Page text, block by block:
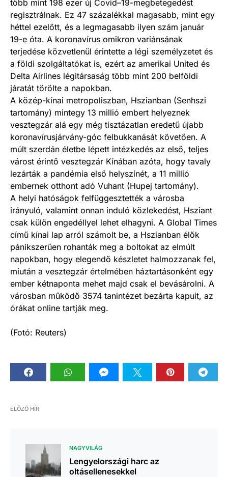
több mint 198 ezer új Covid–19-megbetegedést
regisztrálnak. Ez 47 százalékkal magasabb, mint egy
héttel ezelőtt, és a legmagasabb ilyen szám január
19-e óta. A koronavírus omikron variánsának
terjedése közvetlenül érintette a légi személyzetet és
a földi szolgáltatókat is, ezért az amerikai United és
Delta Airlines légitársaság több mint 200 belföldi
járatát törölte a napokban.
A közép-kínai metropoliszban, Hszianban (Senhszi
tartomány) mintegy 13 millió embert helyeznek
vesztegzár alá egy még tisztázatlan eredetű újabb
koronavírusjárvány-góc felbukkanását követően. A
múlt szerdán életbe lépett intézkedés az első, teljes
várost érintő vesztegzár Kínában azóta, hogy tavaly
lezárták a pandémia első helyszínét, a 11 millió
embernek otthont adó Vuhant (Hupej tartomány).
A helyi hatóságok felfüggesztették a városba
irányuló, valamint onnan induló közlekedést, Hsziant
csak külön engedéllyel lehet elhagyni. A Global Times
című kínai lap arról számolt be, a Hszianban élők
pánikszerűen rohanták meg a boltokat az elmúlt
napokban, hogy elegendő készletet halmozzanak fel,
miután a vesztegzár értelmében háztartásonként egy
ember kétnaponta mehet majd csak el bevásárolni. A
városban működő 3574 tanintézet bezárta kapuit, az
órákat online tartják meg.
(Fotó: Reuters)
ELŐZŐ HÍR
NAGYVILÁG
Lengyelországi harc az
oltásellenesekkel